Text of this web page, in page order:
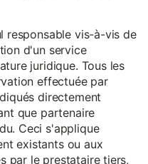
responsable vis-à-vis de
d'un service
juridique. Tous les
effectuée par
directement
que partenaire
Ceci s'applique
existants ou aux
par le prestataire tiers,